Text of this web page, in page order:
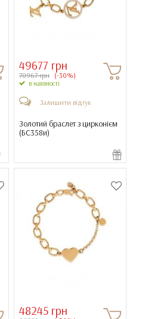
49677 грн
70967 грн (-30%)
в наявності
Залишити відгук
Золотий браслет з цирконієм
(БС358и)
48245 грн